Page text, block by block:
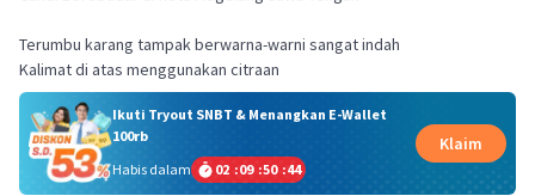
Terumbu karang tampak berwarna-warni sangat indah
Kalimat di atas menggunakan citraan
Ikuti Tryout SNBT & Menangkan E-Wallet
100rb
Habis dalam
02 :09 :50 :44
Klaim